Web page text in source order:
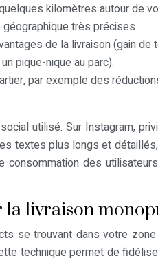
kilomètres autour de
très précises.
de la livraison (gain
pique-nique au parc).
par exemple des
utilisé. Sur Instagram,
textes plus longs et
des
la livraison
se trouvant dans votre
technique permet de